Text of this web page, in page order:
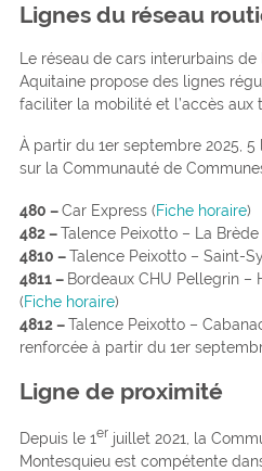
Lignes du réseau
Le réseau de cars interurbains
Aquitaine propose des lignes
faciliter la mobilité et l’accès aux
À partir du 1er septembre 2025,
sur la Communauté de
480 –Car Express (Fiche horaire)
482 –Talence Peixotto – La Brède
4810 –Talence Peixotto – Saint-
4811 – Bordeaux CHU Pellegrin –
(Fiche horaire)
4812 –Talence Peixotto –
renforcée à partir du 1er
Ligne de proximité
Depuis le 1er juillet 2021, la
Montesquieu est compétente